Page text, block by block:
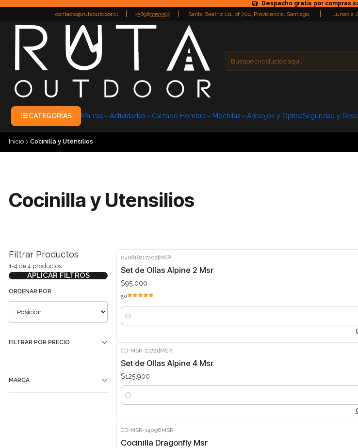
Despacho gratis por compras
contacto@rutaoutdoor.cl
+56963353397
Santa Beatriz 111, of 704, Providencia, Santiago,
Lunes a
CATEGORÍAS Marcas Actividades Calzado Hombre Mochilas Anteojos y OpticaSeguridad y
Inicio Cocinilla y Utensilios
Cocinilla y Utensilios
Filtrar Productos
1-4 de 4 productos
APLICAR FILTROS
ORDENAR POR
FILTRAR POR PRECIO
MARCA
040818217207 MSR
Set de Ollas Alpine 2 Msr
$95.000
5.0
Cantidad
CD-MSR-21721 MSR
Set de Ollas Alpine 4 Msr
$125.900
Cantidad
CD-MSR-14096|MSR
Cocinilla Dragonfly Msr